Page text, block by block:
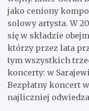
jako ceniony
solowy artysta. W
się w składzie
którzy przez lata
tym wszystkich
koncerty: w
Bezpłatny koncert
najliczniej